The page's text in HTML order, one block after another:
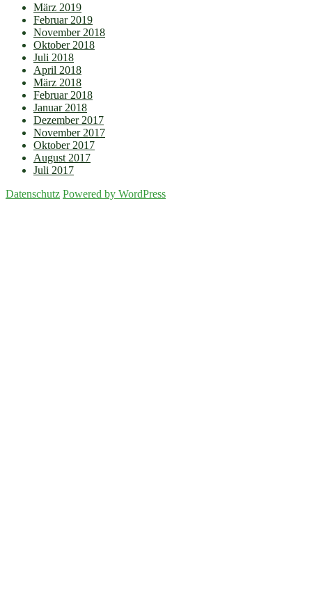
März 2019
Februar 2019
November 2018
Oktober 2018
Juli 2018
April 2018
März 2018
Februar 2018
Januar 2018
Dezember 2017
November 2017
Oktober 2017
August 2017
Juli 2017
Datenschutz Powered by WordPress